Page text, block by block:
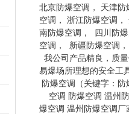
北京防爆空调， 天津
空调， 浙江防爆空调
南防爆空调， 四川防
空调， 新疆防爆空调
我公司产品精良，质
易爆场所理想的安全工
防爆空调（关键字：
空调 防爆空调 温州防
爆空调 温州防爆空调